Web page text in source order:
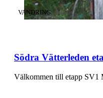
Södra Vätterleden
KATEGORI:
VANDRING